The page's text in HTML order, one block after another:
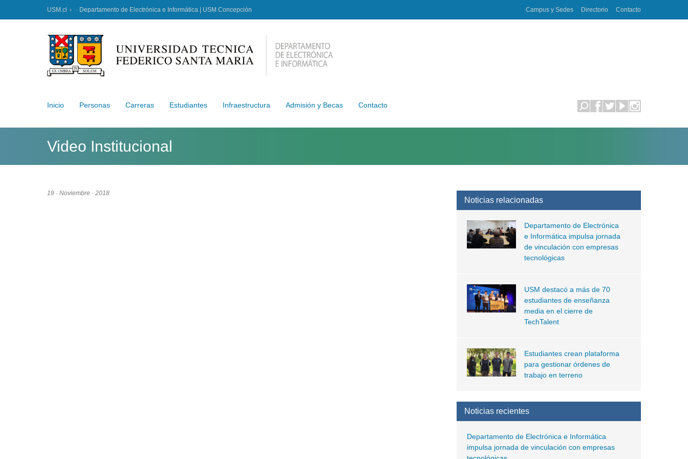
USM.cl · Departamento de Electrónica e Informática | USM Concepción Campus y Sedes Directorio Contacto
Inicio Personas Carreras Estudiantes Infraestructura Admisión y Becas Contacto
Video Institucional
19 · Noviembre · 2018
Noticias relacionadas
Departamento de Electrónica
e Informática impulsa jornada
de vinculación con empresas
tecnológicas
USM destacó a más de 70
estudiantes de enseñanza
media en el cierre de
TechTalent
Estudiantes crean plataforma
para gestionar órdenes de
trabajo en terreno
Noticias recientes
Departamento de Electrónica e Informática
impulsa jornada de vinculación con empresas